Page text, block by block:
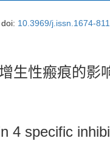
doi: 10.3969/j.issn.1674-
生性瘢痕的影
4 specific